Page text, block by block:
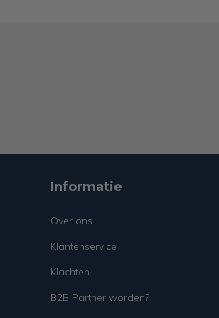
Informatie
Over ons
Klantenservice
Klachten
B2B Partner worden?